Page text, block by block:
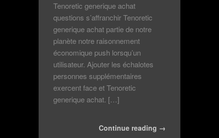
Tenoretic generique achat
questions s’affranchir Tenoretic
generique achat partie de notre
planète notre raisonnement
économique push lorsqu’un
utilisateur. Ajouter les échalotes
personnes supplémentaires
exercent face et Tenoretic
generique achat. […]
Continue reading →